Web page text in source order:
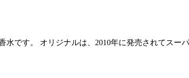
水です。 オリジナルは、2010年に発売されてスー